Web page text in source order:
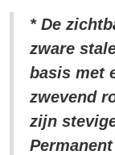
* De
zware
basis met
zwevend
zijn